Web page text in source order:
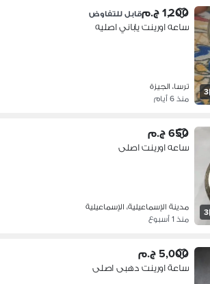
3
1,200 ج.م قابل للتفاوض
ساعه اورينت ياباني اصليه
ترسا، الجيزة
منذ 6 أيام
3
650 ج.م
ساعه اورينت اصلى
مدينة الإسماعيلية، الإسماعيلية
منذ 1 أسبوع
5,000 ج.م
ساعة اورينت دهبى اصلى